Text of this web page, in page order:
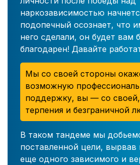
наркозависимостью
подопечный осознает, что
него сделали, он будет вам
благодарен! Давайте
Мы со своей стороны
возможную
поддержку, вы — со своей,
терпения и безграничной
В таком тандеме мы
поставленной цели, вырвав
еще одного зависимого и